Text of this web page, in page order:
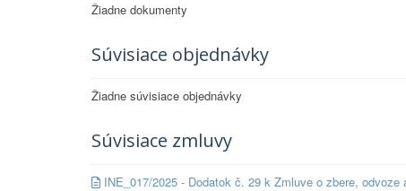
Žiadne dokumenty
Súvisiace objednávky
Žiadne súvisiace objednávky
Súvisiace zmluvy
INE_017/2025 - Dodatok č. 29 k Zmluve o zbere,